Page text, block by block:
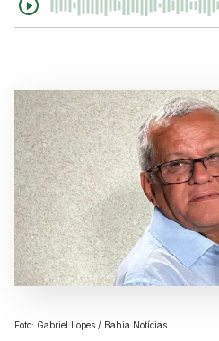
Foto: Gabriel Lopes / Bahia Notícias